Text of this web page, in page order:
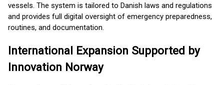
vessels. The system is tailored to Danish laws and regulations
and provides full digital oversight of emergency preparedness,
routines, and documentation.
International Expansion Supported by
Innovation Norway